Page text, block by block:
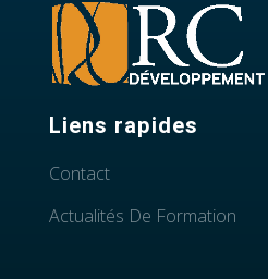
Liens rapides
Contact
Actualités De Formation